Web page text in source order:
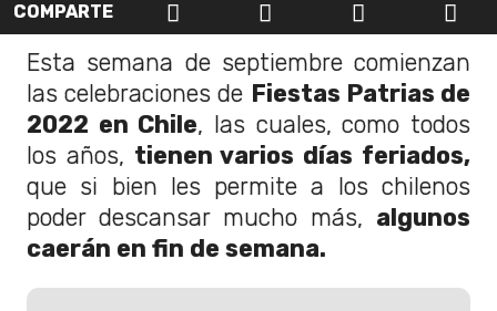
COMPARTE
Esta semana de septiembre comienzan
las celebraciones de Fiestas Patrias de
2022 en Chile, las cuales, como todos
los años, tienen varios días feriados,
que si bien les permite a los chilenos
poder descansar mucho más, algunos
caerán en fin de semana.